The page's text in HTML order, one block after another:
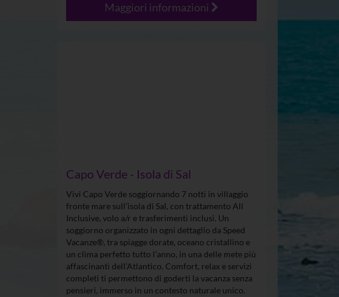
Maggiori informazioni
Capo Verde - Isola di Sal
Vivi Capo Verde soggiornando 7 notti in villaggio
fronte mare sull’isola di Sal, con trattamento All
Inclusive, volo a/r e trasferimenti inclusi. Un
soggiorno organizzato in ogni dettaglio da Speed
Vacanze®, tra spiagge dorate, oceano cristallino e
un clima perfetto tutto l’anno, in una delle mete più
affascinanti dell’Atlantico. Comfort, relax e servizi
completi ti permettono di goderti la vacanza senza
pensieri, immerso in un contesto naturale unico.